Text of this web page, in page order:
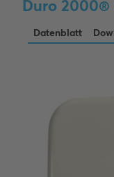
Duro 2000®
Datenblatt